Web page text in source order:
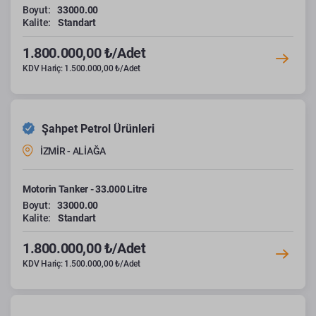
Boyut:
33000.00
Kalite:
Standart
1.800.000,00 ₺/Adet
KDV Hariç: 1.500.000,00 ₺/Adet
Şahpet Petrol Ürünleri
İZMİR - ALİAĞA
Motorin Tanker - 33.000 Litre
Boyut:
33000.00
Kalite:
Standart
1.800.000,00 ₺/Adet
KDV Hariç: 1.500.000,00 ₺/Adet